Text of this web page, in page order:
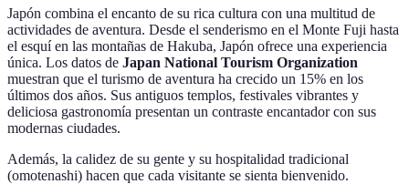
Japón combina el encanto de su rica cultura con una multitud de
actividades de aventura. Desde el senderismo en el Monte Fuji hasta
el esquí en las montañas de Hakuba, Japón ofrece una experiencia
única. Los datos de Japan National Tourism Organization
muestran que el turismo de aventura ha crecido un 15% en los
últimos dos años. Sus antiguos templos, festivales vibrantes y
deliciosa gastronomía presentan un contraste encantador con sus
modernas ciudades.
Además, la calidez de su gente y su hospitalidad tradicional
(omotenashi) hacen que cada visitante se sienta bienvenido.